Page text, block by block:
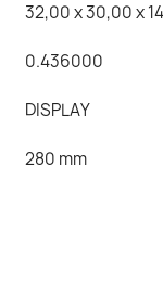
32,00 x 30,00 x
0.436000
DISPLAY
280 mm